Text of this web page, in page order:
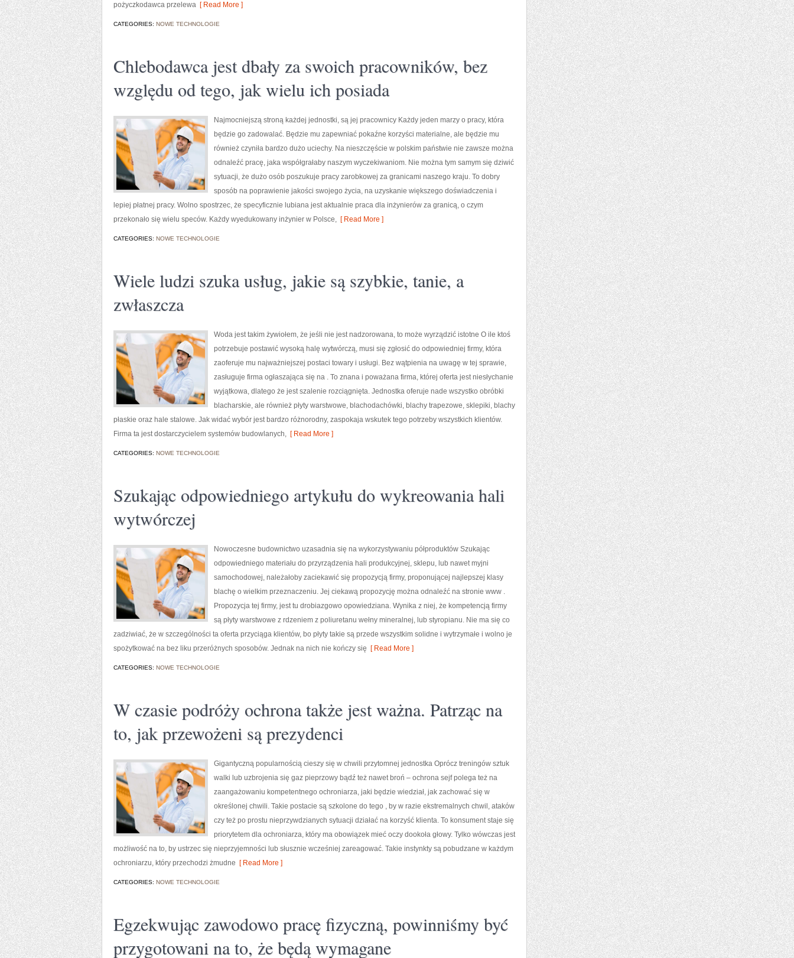
pożyczkodawca przelewa [ Read More ]
CATEGORIES: NOWE TECHNOLOGIE
Chlebodawca jest dbały za swoich pracowników, bez
względu od tego, jak wielu ich posiada
Najmocniejszą stroną każdej jednostki, są jej pracownicy Każdy jeden marzy o pracy, która
będzie go zadowalać. Będzie mu zapewniać pokaźne korzyści materialne, ale będzie mu
również czyniła bardzo dużo uciechy. Na nieszczęście w polskim państwie nie zawsze można
odnaleźć pracę, jaka współgrałaby naszym wyczekiwaniom. Nie można tym samym się dziwić
sytuacji, że dużo osób poszukuje pracy zarobkowej za granicami naszego kraju. To dobry
sposób na poprawienie jakości swojego życia, na uzyskanie większego doświadczenia i
lepiej płatnej pracy. Wolno spostrzec, że specyficznie lubiana jest aktualnie praca dla inżynierów za granicą, o czym
przekonało się wielu speców. Każdy wyedukowany inżynier w Polsce, [ Read More ]
CATEGORIES: NOWE TECHNOLOGIE
Wiele ludzi szuka usług, jakie są szybkie, tanie, a
zwłaszcza
Woda jest takim żywiołem, że jeśli nie jest nadzorowana, to może wyrządzić istotne O ile ktoś
potrzebuje postawić wysoką halę wytwórczą, musi się zgłosić do odpowiedniej firmy, która
zaoferuje mu najważniejszej postaci towary i usługi. Bez wątpienia na uwagę w tej sprawie,
zasługuje firma ogłaszająca się na . To znana i poważana firma, której oferta jest niesłychanie
wyjątkowa, dlatego że jest szalenie rozciągnięta. Jednostka oferuje nade wszystko obróbki
blacharskie, ale również płyty warstwowe, blachodachówki, blachy trapezowe, sklepiki, blachy
płaskie oraz hale stalowe. Jak widać wybór jest bardzo różnorodny, zaspokaja wskutek tego potrzeby wszystkich klientów.
Firma ta jest dostarczycielem systemów budowlanych, [ Read More ]
CATEGORIES: NOWE TECHNOLOGIE
Szukając odpowiedniego artykułu do wykreowania hali
wytwórczej
Nowoczesne budownictwo uzasadnia się na wykorzystywaniu półproduktów Szukając
odpowiedniego materiału do przyrządzenia hali produkcyjnej, sklepu, lub nawet myjni
samochodowej, należałoby zaciekawić się propozycją firmy, proponującej najlepszej klasy
blachę o wielkim przeznaczeniu. Jej ciekawą propozycję można odnaleźć na stronie www .
Propozycja tej firmy, jest tu drobiazgowo opowiedziana. Wynika z niej, że kompetencją firmy
są płyty warstwowe z rdzeniem z poliuretanu wełny mineralnej, lub styropianu. Nie ma się co
zadziwiać, że w szczególności ta oferta przyciąga klientów, bo płyty takie są przede wszystkim solidne i wytrzymałe i wolno je
spożytkować na bez liku przeróżnych sposobów. Jednak na nich nie kończy się [ Read More ]
CATEGORIES: NOWE TECHNOLOGIE
W czasie podróży ochrona także jest ważna. Patrząc na
to, jak przewożeni są prezydenci
Gigantyczną popularnością cieszy się w chwili przytomnej jednostka Oprócz treningów sztuk
walki lub uzbrojenia się gaz pieprzowy bądź też nawet broń – ochrona sejf polega też na
zaangażowaniu kompetentnego ochroniarza, jaki będzie wiedział, jak zachować się w
określonej chwili. Takie postacie są szkolone do tego , by w razie ekstremalnych chwil, ataków
czy też po prostu nieprzywdzianych sytuacji działać na korzyść klienta. To konsument staje się
priorytetem dla ochroniarza, który ma obowiązek mieć oczy dookoła głowy. Tylko wówczas jest
możliwość na to, by ustrzec się nieprzyjemności lub słusznie wcześniej zareagować. Takie instynkty są pobudzane w każdym
ochroniarzu, który przechodzi żmudne [ Read More ]
CATEGORIES: NOWE TECHNOLOGIE
Egzekwując zawodowo pracę fizyczną, powinniśmy być
przygotowani na to, że będą wymagane